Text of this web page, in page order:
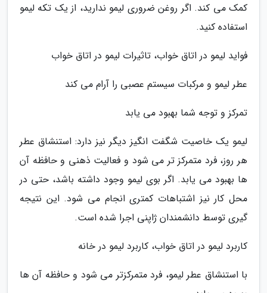
کمک می کند. اگر روغن ضروری لیمو ندارید، از یک تکه لیمو
استفاده کنید.
فواید لیمو در اتاق خواب، تاثیرات لیمو در اتاق خواب
عطر لیمو و مرکبات سیستم عصبی را آرام می کند
تمرکز و توجه شما بهبود می یابد
لیمو یک خاصیت شگفت انگیز دیگر نیز دارد: استنشاق عطر
هر روز، فرد متمرکز تر می شود و فعالیت ذهنی و حافظه آن
ها بهبود می یابد. اگر بوی لیمو وجود داشته باشد، حتی در
محل کار نیز اشتباهات کمتری انجام می شود. این نتیجه
گیری توسط دانشمندان ژاپنی اجرا شده است.
کاربرد لیمو در اتاق خواب، کاربرد لیمو در خانه
با استنشاق عطر لیمو، فرد متمرکزتر می شود و حافظه آن ها